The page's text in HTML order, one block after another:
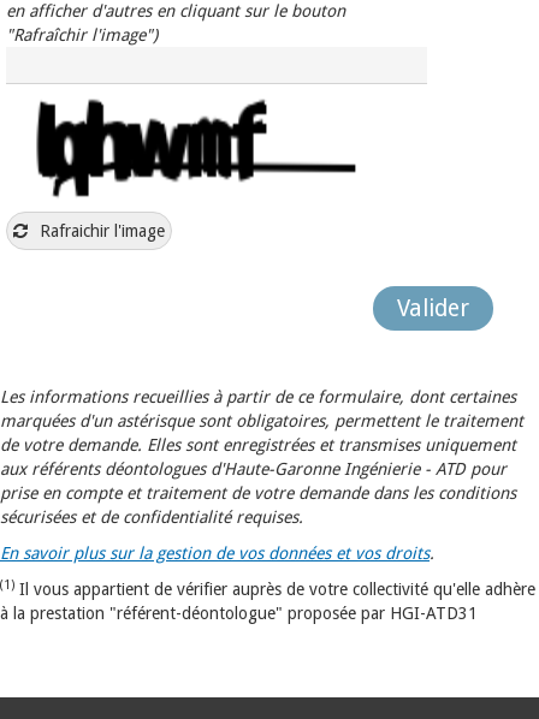
en afficher d'autres en cliquant sur le bouton
"Rafraîchir l'image")
Rafraichir l'image
Les informations recueillies à partir de ce formulaire, dont certaines
marquées d'un astérisque sont obligatoires, permettent le traitement
de votre demande. Elles sont enregistrées et transmises uniquement
aux référents déontologues d'Haute-Garonne Ingénierie - ATD pour
prise en compte et traitement de votre demande dans les conditions
sécurisées et de confidentialité requises.
En savoir plus sur la gestion de vos données et vos droits.
(1) Il vous appartient de vérifier auprès de votre collectivité qu'elle adhère
à la prestation "référent-déontologue" proposée par HGI-ATD31